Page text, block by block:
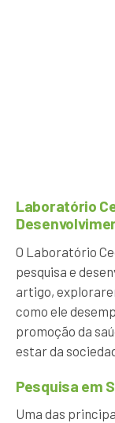
Laboratório
O Laboratório
pesquisa e
artigo,
como ele
promoção da
estar da
Pesquisa em
Uma das